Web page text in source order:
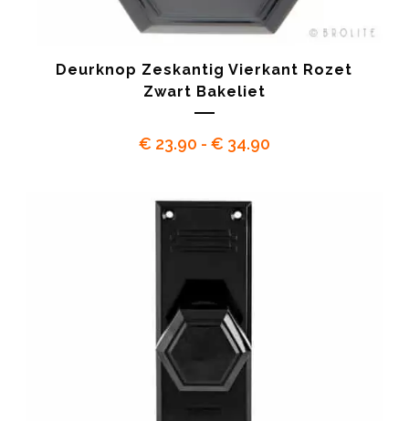
Deurknop Zeskantig Vierkant Rozet
Zwart Bakeliet
€ 23.90 - € 34.90Prijsklasse: